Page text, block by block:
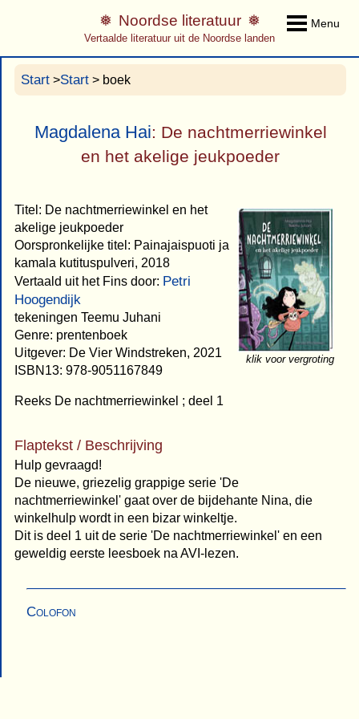
Menu
Noordse literatuur
Vertaalde literatuur uit de Noordse landen
Start >Start > boek
Magdalena Hai: De nachtmerriewinkel
en het akelige jeukpoeder
klik voor vergroting
Titel: De nachtmerriewinkel en het
akelige jeukpoeder
Oorspronkelijke titel: Painajaispuoti ja
kamala kutituspulveri, 2018
Vertaald uit het Fins door: Petri
Hoogendijk
tekeningen Teemu Juhani
Genre: prentenboek
Uitgever: De Vier Windstreken, 2021
ISBN13: 978-9051167849
Reeks De nachtmerriewinkel ; deel 1
Flaptekst / Beschrijving
Hulp gevraagd!
De nieuwe, griezelig grappige serie 'De
nachtmerriewinkel' gaat over de bijdehante Nina, die
winkelhulp wordt in een bizar winkeltje.
Dit is deel 1 uit de serie 'De nachtmerriewinkel' en een
geweldig eerste leesboek na AVI-lezen.
Colofon